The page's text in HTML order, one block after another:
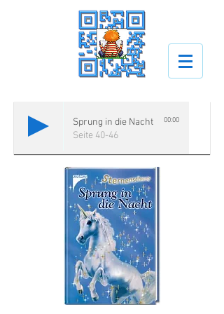
Sprung in die Nacht
Seite 40-46
00:00